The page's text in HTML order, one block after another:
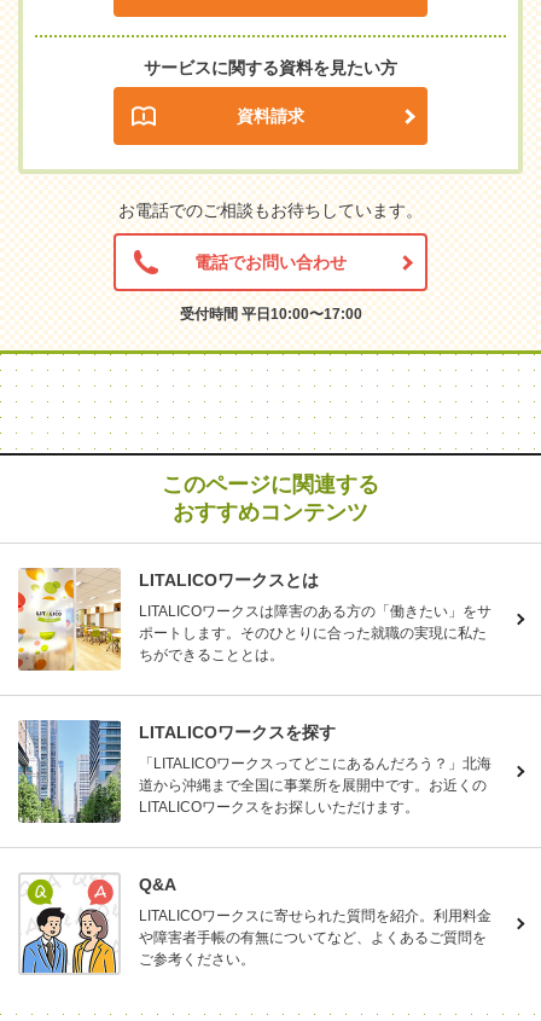
サービスに関する資料を見たい方
資料請求
お電話でのご相談もお待ちしています。
電話でお問い合わせ
受付時間 平日10:00〜17:00
このページに関連する
おすすめコンテンツ
LITALICOワークスとは
LITALICOワークスは障害のある方の「働きたい」をサ
ポートします。そのひとりに合った就職の実現に私た
ちができることとは。
LITALICOワークスを探す
「LITALICOワークスってどこにあるんだろう？」北海
道から沖縄まで全国に事業所を展開中です。お近くの
LITALICOワークスをお探しいただけます。
Q&A
LITALICOワークスに寄せられた質問を紹介。利用料金
や障害者手帳の有無についてなど、よくあるご質問を
ご参考ください。